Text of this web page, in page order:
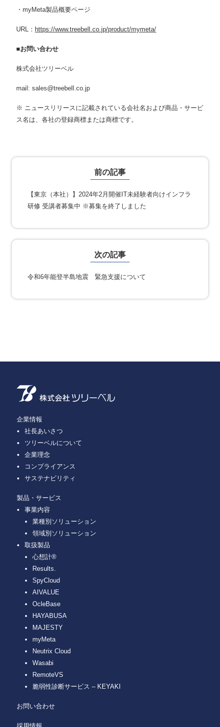
・myMeta製品概要ページ
URL： https://www.treebell.co.jp/product/mymeta/
■お問い合わせ
株式会社ツリーベル
mail: sales@treebell.co.jp
※ ニュースリリースに記載されている会社名および商品・サービ
ス名は、各社の登録商標または商標です。
投稿ナビゲーション
前の記事
【東京（本社）】2024年2月開催IT未経験者向けインフラ
研修 受講者募集中 ※募集を終了しました
次の記事
令和6年能登半島地震 緊急支援について
企業情報
社長あいさつ
ツリーベルについて
企業理念
コンプライアンス
サステナビリティ
製品・サービス
事業内容
業種別ソリューション
領域別ソリューション
取扱製品
心想計®
Results.
SpyCloud
AIVALUE
OcleBase
HAYABUSA
MAJESTY
myMeta
Neutrix Cloud
Wasabi
RemoteVS
脆弱性診断サービス – KEYAKI
お問い合わせ